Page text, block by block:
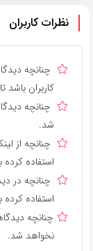
نظرات کاربران
چنانچه
کاربران باشد
چنانچه
شد.
چنانچه از
استفاده
چنانچه در
استفاده
چنانچه
نخواهد شد.